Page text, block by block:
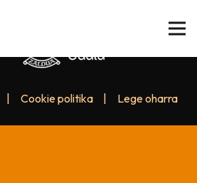
Cookie politika Lege oharra